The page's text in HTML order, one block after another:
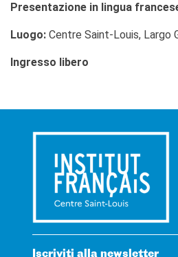
Presentazione in lingua
Luogo: Centre Saint-Louis, Largo
Ingresso libero
Iscriviti alla newsletter